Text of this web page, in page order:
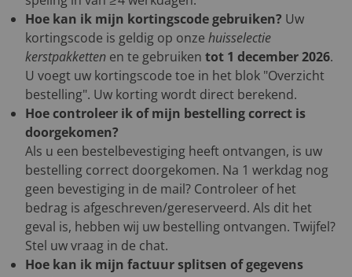
Hoe kan ik mijn kortingscode gebruiken? Uw
kortingscode is geldig op onze huisselectie
kerstpakketten en te gebruiken tot 1 december 2026.
U voegt uw kortingscode toe in het blok "Overzicht
bestelling". Uw korting wordt direct berekend.
Hoe controleer ik of mijn bestelling correct is
doorgekomen?
Als u een bestelbevestiging heeft ontvangen, is uw
bestelling correct doorgekomen. Na 1 werkdag nog
geen bevestiging in de mail? Controleer of het
bedrag is afgeschreven/gereserveerd. Als dit het
geval is, hebben wij uw bestelling ontvangen. Twijfel?
Stel uw vraag in de chat.
Hoe kan ik mijn factuur splitsen of gegevens